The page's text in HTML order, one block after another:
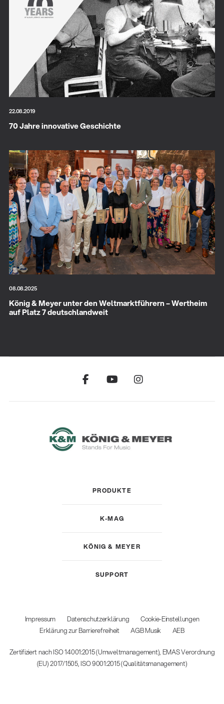
22.08.2019
70 Jahre innovative Geschichte
08.08.2025
König & Meyer unter den Weltmarktführern – Wertheim
auf Platz 7 deutschlandweit
PRODUKTE
K-MAG
KÖNIG & MEYER
SUPPORT
Impressum Datenschutzerklärung
Cookie-Einstellungen
Erklärung zur Barrierefreiheit
AGB Musik AEB
Zertifiziert nach ISO 14001:2015 (Umweltmanagement), EMAS Verordnung
(EU) 2017/1505, ISO 9001:2015 (Qualitätsmanagement)